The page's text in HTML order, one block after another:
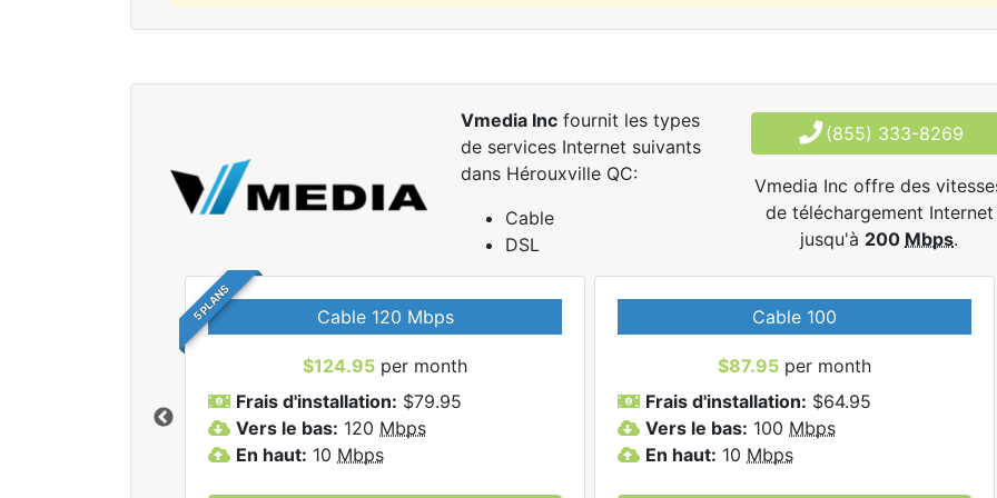
Vmedia Incfournit les types
de services Internet suivants
dans Hérouxville QC:
Cable
DSL
(855) 333-8269
Vmedia Inc offre des
de téléchargement Internet
jusqu'à 200 Mbps.
5 PLANS Cable 120 Mbps
$124.95 per month
Frais d'installation: $79.95
Vers le bas: 120 Mbps
En haut: 10 Mbps
Cable 100
$87.95 per month
Frais d'installation: $64.95
Vers le bas: 100 Mbps
En haut: 10 Mbps